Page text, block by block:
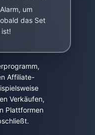
um
das Set
Affiliate-
Verkäufen,
Plattformen